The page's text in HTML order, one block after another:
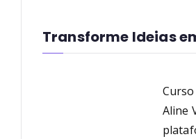
Transforme Ideias
Aline